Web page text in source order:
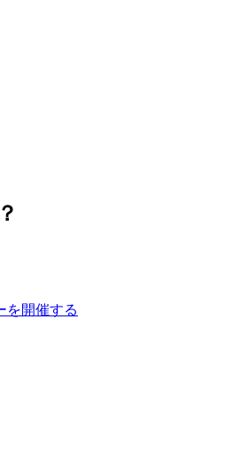
を開催する